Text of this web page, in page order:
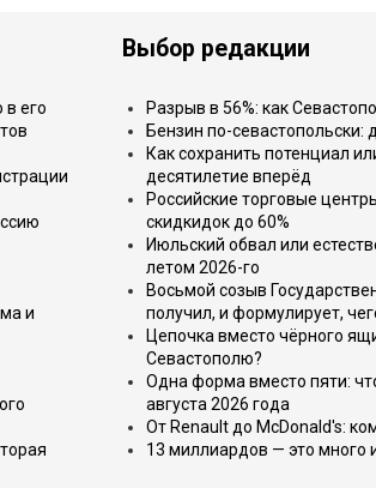
его
и
Выбор редакции
Разрыв в 56%: как
Бензин по-
Как сохранить потенциал
десятилетие вперёд
Российские торговые
скидкидок до 60%
Июльский обвал или
летом 2026-го
Восьмой созыв
получил, и формулирует,
Цепочка вместо чёрного
Севастополю?
Одна форма вместо пяти:
августа 2026 года
От Renault до McDonald's:
13 миллиардов — это много